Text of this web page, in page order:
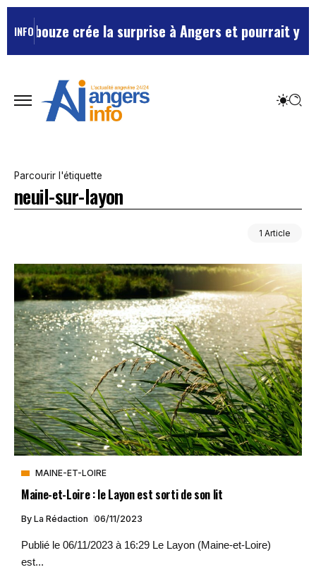
INFO crée la surprise à Angers et pourrait y
Parcourir l'étiquette
neuil-sur-layon
1 Article
MAINE-ET-LOIRE
Maine-et-Loire : le Layon est sorti de son lit
By La Rédaction 06/11/2023
Publié le 06/11/2023 à 16:29 Le Layon (Maine-et-Loire)
est...